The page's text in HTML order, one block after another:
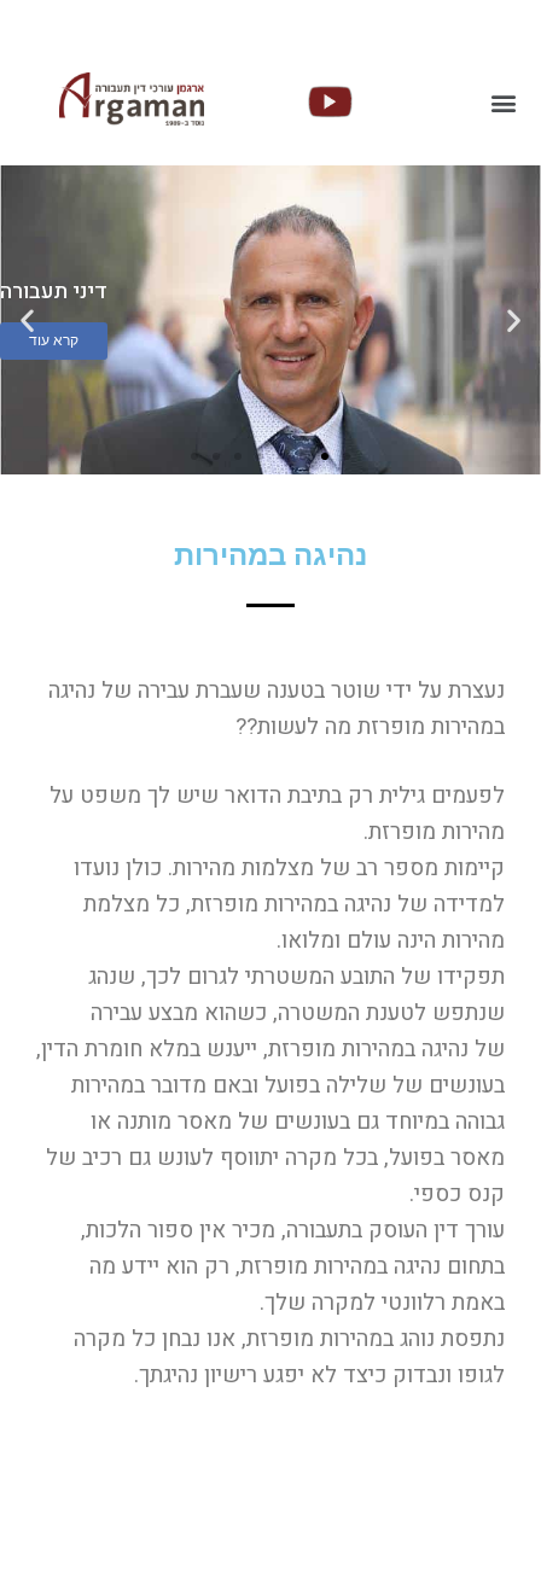
נהיגה במהירות
נעצרת על ידי שוטר בטענה שעברת עבירה של נהיגה
במהירות מופרזת מה לעשות??
לפעמים גילית רק בתיבת הדואר שיש לך משפט על
מהירות מופרזת.
קיימות מספר רב של מצלמות מהירות. כולן נועדו
למדידה של נהיגה במהירות מופרזת, כל מצלמת
מהירות הינה עולם ומלואו.
תפקידו של התובע המשטרתי לגרום לכך, שנהג
שנתפש לטענת המשטרה, כשהוא מבצע עבירה
של נהיגה במהירות מופרזת, ייענש במלא חומרת הדין,
בעונשים של שלילה בפועל ובאם מדובר במהירות
גבוהה במיוחד גם בעונשים של מאסר מותנה או
מאסר בפועל, בכל מקרה יתווסף לעונש גם רכיב של
קנס כספי.
עורך דין העוסק בתעבורה, מכיר אין ספור הלכות,
בתחום נהיגה במהירות מופרזת, רק הוא יידע מה
באמת רלוונטי למקרה שלך.
נתפסת נוהג במהירות מופרזת, אנו נבחן כל מקרה
לגופו ונבדוק כיצד לא יפגע רישיון נהיגתך.